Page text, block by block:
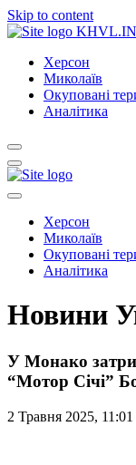
Skip to content
Херсон
Миколаїв
Окуповані
Аналітика
Херсон
Миколаїв
Окуповані
Аналітика
Новини
У Монако
“Мотор Січі”
2 Травня 2025, 11:01